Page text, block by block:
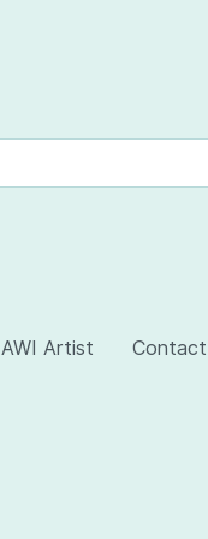
AWI Artist Contact